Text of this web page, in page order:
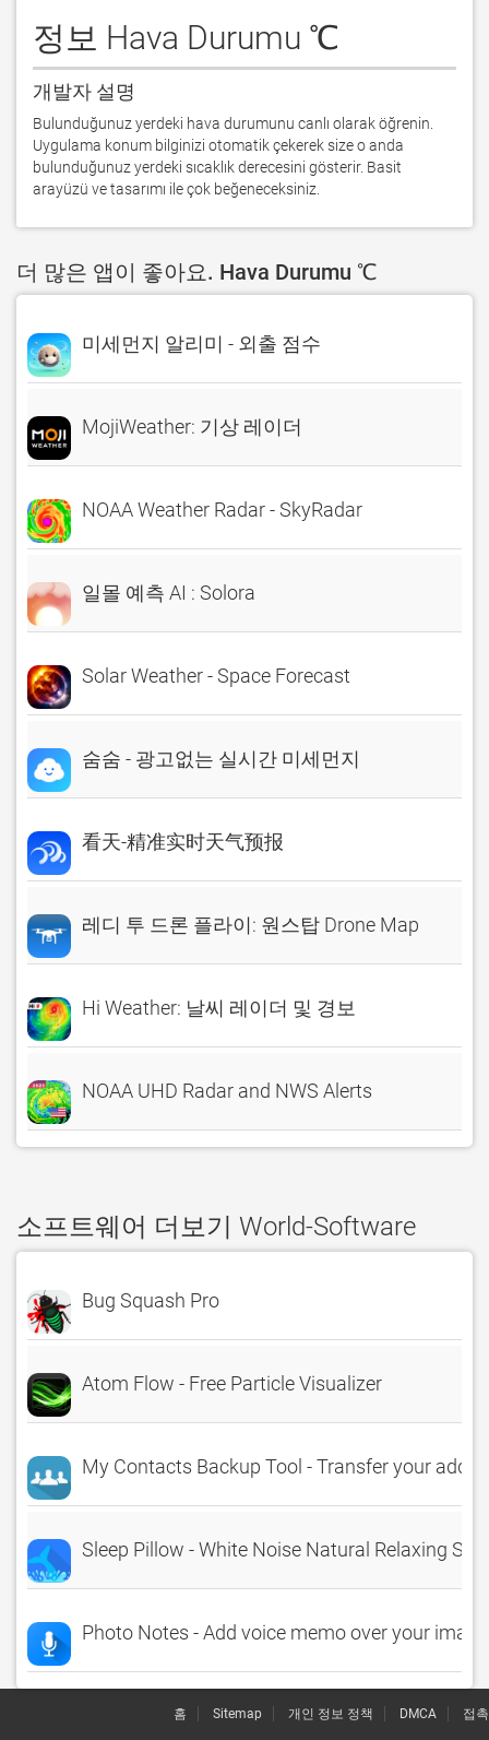
정보 Hava Durumu ℃
개발자 설명
Bulunduğunuz yerdeki hava durumunu canlı olarak öğrenin.
Uygulama konum bilginizi otomatik çekerek size o anda
bulunduğunuz yerdeki sıcaklık derecesini gösterir. Basit
arayüzü ve tasarımı ile çok beğeneceksiniz.
더 많은 앱이 좋아요. Hava Durumu ℃
미세먼지 알리미 - 외출 점수
MojiWeather: 기상 레이더
NOAA Weather Radar - SkyRadar
일몰 예측 AI : Solora
Solar Weather - Space Forecast
숨숨 - 광고없는 실시간 미세먼지
看天-精准实时天气预报
레디 투 드론 플라이: 원스탑 Drone Map
Hi Weather: 날씨 레이더 및 경보
NOAA UHD Radar and NWS Alerts
소프트웨어 더보기 World-Software
Bug Squash Pro
Atom Flow - Free Particle Visualizer
My Contacts Backup Tool - Transfer your
Sleep Pillow - White Noise Natural Relaxing
Photo Notes - Add voice memo over your
홈 Sitemap 개인 정보 정책 DMCA 접촉